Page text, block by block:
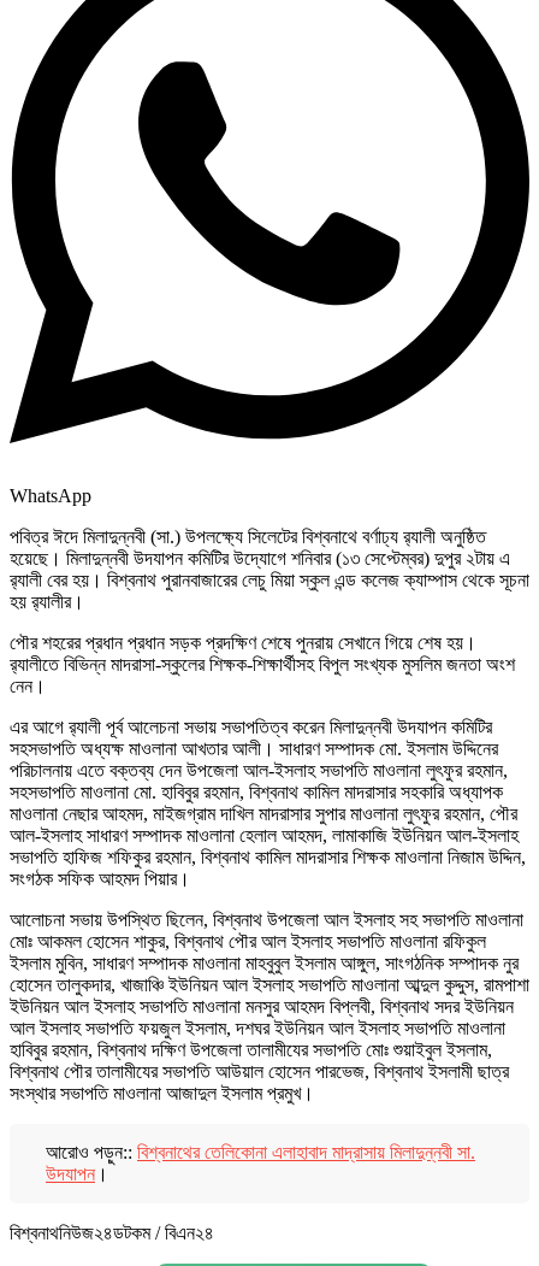
WhatsApp
পবিত্র ঈদে মিলাদুন্নবী (সা.) উপলক্ষ্যে সিলেটের বিশ্বনাথে বর্ণাঢ্য র‌্যালী অনুষ্ঠিত
হয়েছে। মিলাদুন্নবী উদযাপন কমিটির উদ্যোগে শনিবার (১৩ সেপ্টেম্বর) দুপুর ২টায় এ
র‌্যালী বের হয়। বিশ্বনাথ পুরানবাজারের লেচু মিয়া স্কুল এন্ড কলেজ ক্যাম্পাস থেকে সূচনা
হয় র‌্যালীর।
পৌর শহরের প্রধান প্রধান সড়ক প্রদক্ষিণ শেষে পুনরায় সেখানে গিয়ে শেষ হয়।
র‌্যালীতে বিভিন্ন মাদরাসা-স্কুলের শিক্ষক-শিক্ষার্থীসহ বিপুল সংখ্যক মুসলিম জনতা অংশ
নেন।
এর আগে র‌্যালী পূর্ব আলেচনা সভায় সভাপতিত্ব করেন মিলাদুন্নবী উদযাপন কমিটির
সহসভাপতি অধ্যক্ষ মাওলানা আখতার আলী। সাধারণ সম্পাদক মো. ইসলাম উদ্দিনের
পরিচালনায় এতে বক্তব্য দেন উপজেলা আল-ইসলাহ সভাপতি মাওলানা লুৎফুর রহমান,
সহসভাপতি মাওলানা মো. হাবিবুর রহমান, বিশ্বনাথ কামিল মাদরাসার সহকারি অধ্যাপক
মাওলানা নেছার আহমদ, মাইজগ্রাম দাখিল মাদরাসার সুপার মাওলানা লুৎফুর রহমান, পৌর
আল-ইসলাহ সাধারণ সম্পাদক মাওলানা হেলাল আহমদ, লামাকাজি ইউনিয়ন আল-ইসলাহ
সভাপতি হাফিজ শফিকুর রহমান, বিশ্বনাথ কামিল মাদরাসার শিক্ষক মাওলানা নিজাম উদ্দিন,
সংগঠক সফিক আহমদ পিয়ার।
আলোচনা সভায় উপস্থিত ছিলেন, বিশ্বনাথ উপজেলা আল ইসলাহ সহ সভাপতি মাওলানা
মোঃ আকমল হোসেন শাকুর, বিশ্বনাথ পৌর আল ইসলাহ সভাপতি মাওলানা রফিকুল
ইসলাম মুবিন, সাধারণ সম্পাদক মাওলানা মাহবুবুল ইসলাম আঙ্গুল, সাংগঠনিক সম্পাদক নুর
হোসেন তালুকদার, খাজাঞ্চি ইউনিয়ন আল ইসলাহ সভাপতি মাওলানা আব্দুল কুদ্দুস, রামপাশা
ইউনিয়ন আল ইসলাহ সভাপতি মাওলানা মনসুর আহমদ বিপ্লবী, বিশ্বনাথ সদর ইউনিয়ন
আল ইসলাহ সভাপতি ফয়জুল ইসলাম, দশঘর ইউনিয়ন আল ইসলাহ সভাপতি মাওলানা
হাবিবুর রহমান, বিশ্বনাথ দক্ষিণ উপজেলা তালামীযের সভাপতি মোঃ শুয়াইবুল ইসলাম,
বিশ্বনাথ পৌর তালামীযের সভাপতি আউয়াল হোসেন পারভেজ, বিশ্বনাথ ইসলামী ছাত্র
সংস্থার সভাপতি মাওলানা আজাদুল ইসলাম প্রমুখ।
আরোও পড়ুন:: বিশ্বনাথের তেলিকোনা এলাহাবাদ মাদ্রাসায় মিলাদুন্নবী সা.
উদযাপন ।
বিশ্বনাথনিউজ২৪ডটকম / বিএন২৪